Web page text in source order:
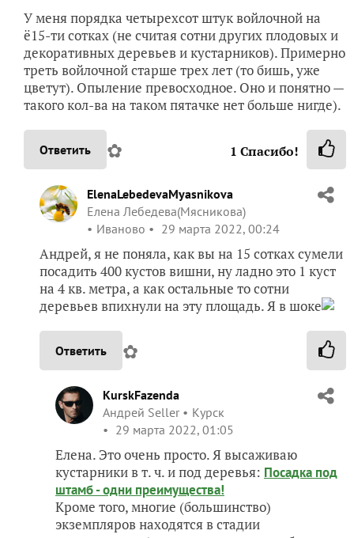
У меня порядка четырехсот штук войлочной на
ё15-ти сотках (не считая сотни других плодовых и
декоративных деревьев и кустарников). Примерно
треть войлочной старше трех лет (то бишь, уже
цветут). Опыление превосходное. Оно и понятно —
такого кол-ва на таком пятачке нет больше нигде).
Ответить ✿ 1 Спасибо!
ElenaLebedevaMyasnikova
Елена Лебедева(Мясникова)
Иваново
29 марта 2022, 00:24
Андрей, я не поняла, как вы на 15 сотках сумели
посадить 400 кустов вишни, ну ладно это 1 куст
на 4 кв. метра, а как остальные то сотни
деревьев впихнули на эту площадь. Я в шоке
Ответить ✿
KurskFazenda
Андрей Seller
Курск
29 марта 2022, 01:05
Елена. Это очень просто. Я высаживаю
кустарники в т. ч. и под деревья: Посадка под
штамб - одни преимущества!
Кроме того, многие (большинство)
экземпляров находятся в стадии